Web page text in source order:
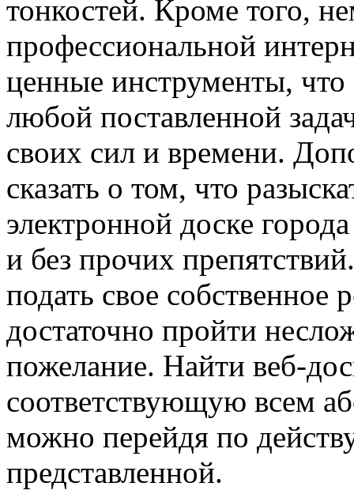
тонкостей. Кроме того,
профессиональной
ценные инструменты, что
любой поставленной
своих сил и времени.
сказать о том, что
электронной доске
и без прочих
подать свое собственное
достаточно пройти
пожелание. Найти веб-
соответствующую всем
можно перейдя по
представленной.